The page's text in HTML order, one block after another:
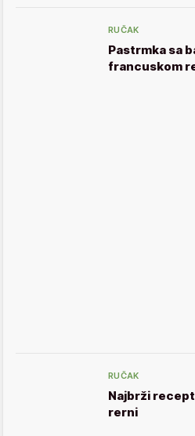
RUČAK
Pastrmka sa
francuskom
RUČAK
Najbrži
rerni